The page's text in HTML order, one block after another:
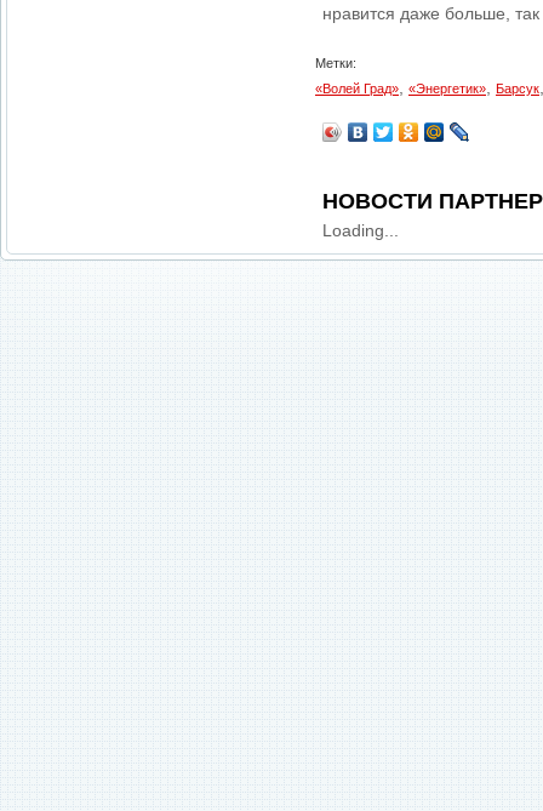
нравится даже больше,
Метки:
«Волей Град»
«Энергетик» Барсук
НОВОСТИ
Loading...